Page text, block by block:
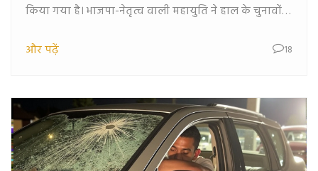
किया गया है। भाजपा-नेतृत्व वाली महायुति ने हाल के चुनावों में
घोषित नहीं कर पाए हैं।
और पढ़ें 18